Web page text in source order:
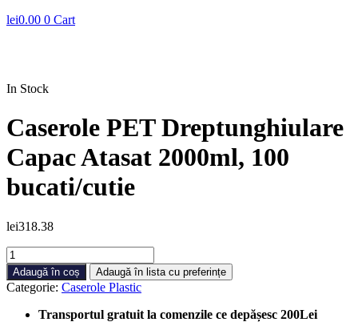
lei0.00 0 Cart
In Stock
Caserole PET Dreptunghiulare
Capac Atasat 2000ml, 100
bucati/cutie
lei318.38
Cantitate
Caserole
PET
Dreptunghiulare
Capac
Adaugă în coș Adaugă în lista cu preferințe
Categorie: Caserole Plastic
Transportul gratuit la comenzile ce depășesc 200Lei